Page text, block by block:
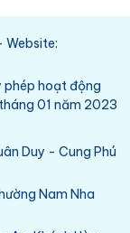
Website:
phép hoạt động
01 năm 2023
Duy - Cung Phú
Nam Nha